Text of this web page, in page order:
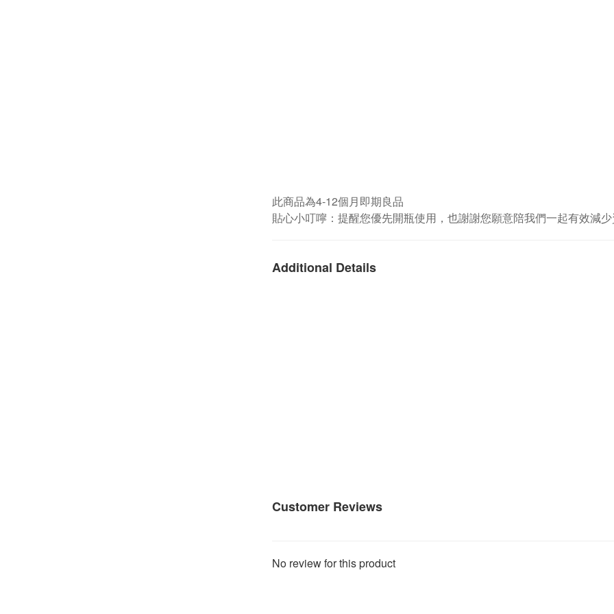
此商品為4-12個月即期良品
貼心小叮嚀：提醒您優先開瓶使用，也謝謝您願意陪我們一起有效減
Additional Details
Customer Reviews
No review for this product